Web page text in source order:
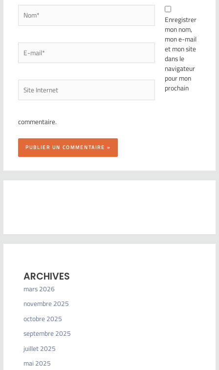
Enregistrer
mon nom,
mon e-mail
et mon site
dans le
navigateur
pour mon
prochain
commentaire.
ARCHIVES
mars 2026
novembre 2025
octobre 2025
septembre 2025
juillet 2025
mai 2025